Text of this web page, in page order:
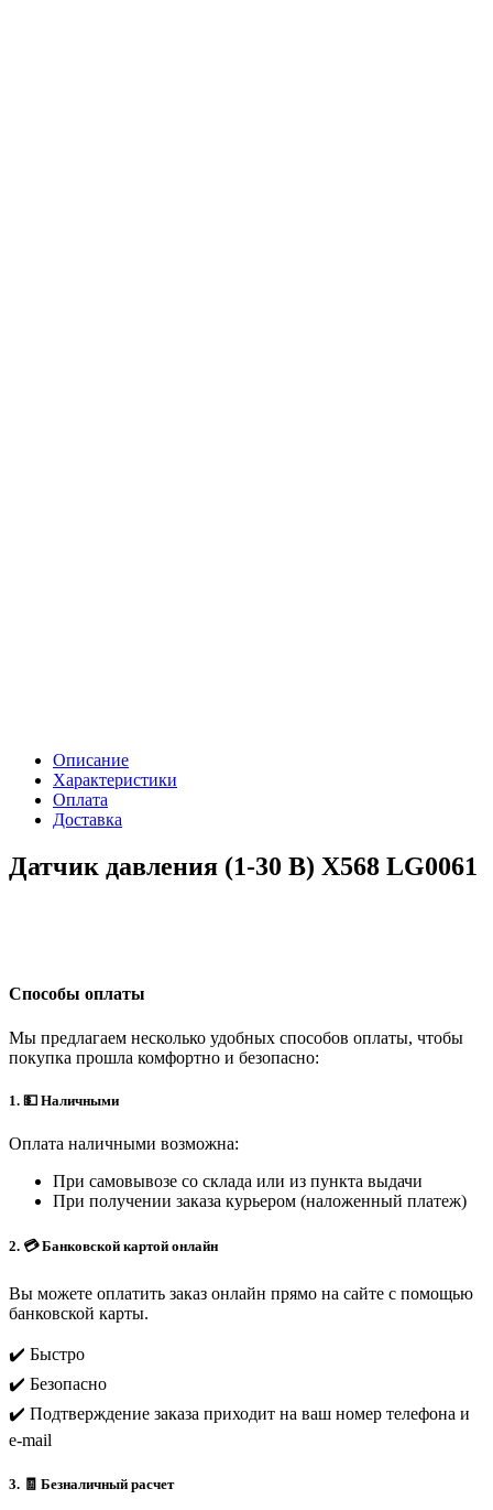
Описание
Характеристики
Оплата
Доставка
Датчик давления (1-30 В) X568 LG0061
Способы оплаты
Мы предлагаем несколько удобных способов оплаты, чтобы
покупка прошла комфортно и безопасно:
1. 💵 Наличными
Оплата наличными возможна:
При самовывозе со склада или из пункта выдачи
При получении заказа курьером (наложенный платеж)
2. 💳 Банковской картой онлайн
Вы можете оплатить заказ онлайн прямо на сайте с помощью
банковской карты.
✔️ Быстро
✔️ Безопасно
✔️ Подтверждение заказа приходит на ваш номер телефона и
e-mail
3. 🧾 Безналичный расчет